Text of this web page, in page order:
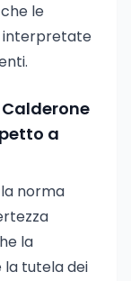
le
interpretate
a
norma
la
la tutela dei